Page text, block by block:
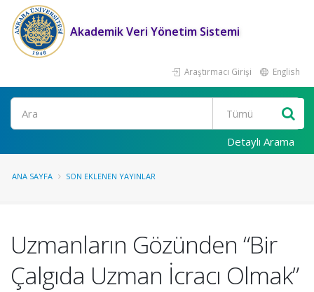
Akademik Veri Yönetim Sistemi
Araştırmacı Girişi English
Ara
Detaylı Arama
ANA SAYFA SON EKLENEN YAYINLAR
Uzmanların Gözünden “Bir
Çalgıda Uzman İcracı Olmak”